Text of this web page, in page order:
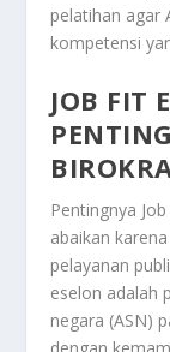
pelatihan agar
kompetensi
JOB FIT
Pentingnya
abaikan
pelayanan
eselon adalah
negara (ASN)